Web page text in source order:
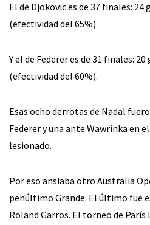
El de Djokovic es de 37 finales: 24
(efectividad del 65%).
Y el de Federer es de 31 finales:
(efectividad del 60%).
Esas ocho derrotas de Nadal
Federer y una ante Wawrinka en
lesionado.
Por eso ansiaba otro Australia
penúltimo Grande. El último fue
Roland Garros. El torneo de París